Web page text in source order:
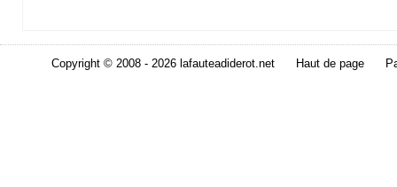
Copyright © 2008 - 2026 lafauteadiderot.net Haut de page